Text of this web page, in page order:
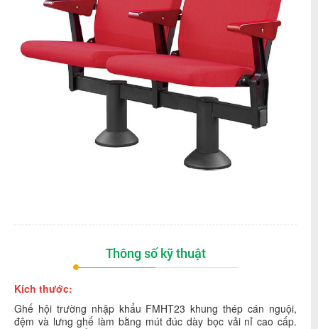
Thông số kỹ thuật
Kích thước:
Ghế hội trường nhập khẩu FMHT23 khung thép cán nguội,
đệm và lưng ghế làm bằng mút đúc dày bọc vải nỉ cao cấp.